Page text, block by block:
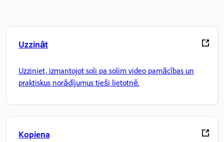
Uzzināt
Uzziniet, izmantojot soli pa solim video pamācības un
praktiskus norādījumus tieši lietotnē.
Kopiena